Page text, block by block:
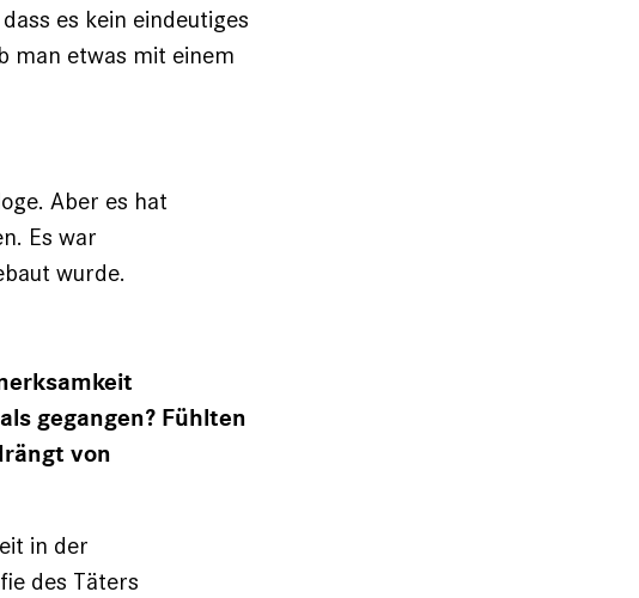
es kein eindeutiges
man etwas mit einem
Aber es hat
Es war
wurde.
gegangen? Fühlten
von
in der
des Täters